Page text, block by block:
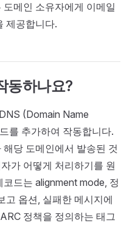
메인 소유자에게 이메일
제공합니다.
동하나요?
(Domain Name
를 추가하여 작동합니다.
당 도메인에서 발송된 것
가 어떻게 처리하기를 원
드는 alignment mode, 정
고 옵션, 실패한 메시지에
정책을 정의하는 태그